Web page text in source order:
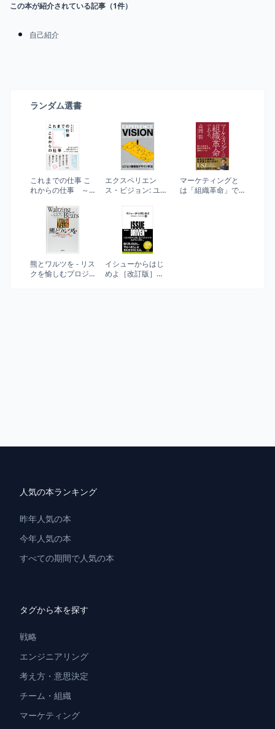
この本が紹介されている記事（1件）
自己紹介
ランダム選書
これまでの仕事 こ
れからの仕事 ～
を変えていくアジ
ャイルという方法
エクスペリエン
ス・ビジョン: ユー
れしい体験を企画
するビジョン提案
型デザイン手法
マーケティングと
は「組織革命」で
熊とワルツを - リス
クを愉しむプロジ
イシューからはじ
めよ［改訂版］
人気の本ランキング
昨年人気の本
今年人気の本
すべての期間で人気の本
タグから本を探す
戦略
エンジニアリング
考え方・意思決定
チーム・組織
マーケティング